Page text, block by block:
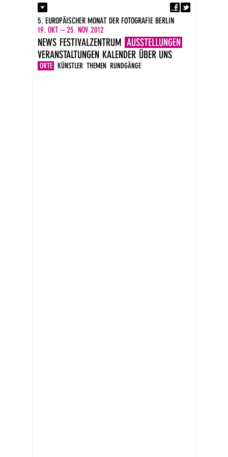
Kontakt
Presse
Impressum
DE
EN
5. EUROPÄISCHER MONAT DER FOTOGRAFIE BERLIN
19. OKT – 25. NOV 2012
NEWS FESTIVALZENTRUM AUSSTELLUNGEN
ORTE KÜNSTLER THEMEN RUNDGÄNGE
VERANSTALTUNGEN KALENDER ÜBER UNS